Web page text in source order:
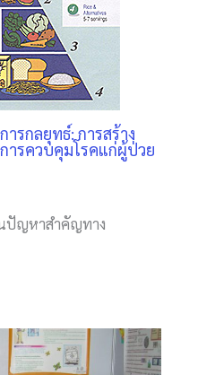
ารกลยุทธ์: การสร้าง
ารควบคุมโรคแก่ผู้ป่วย
นปัญหาสำคัญทาง